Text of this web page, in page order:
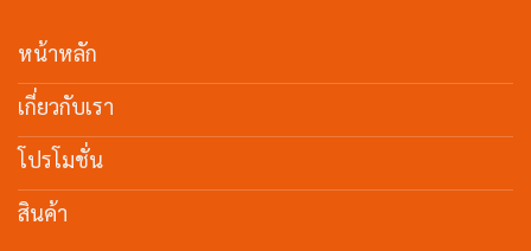
หน้าหลัก
เกี่ยวกับเรา
โปรโมชั่น
สินค้า